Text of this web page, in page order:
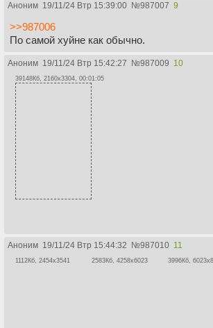
Аноним 19/11/24 Втр 15:39:00 №987007 9
>>987006
По самой хуйне как обычно.
Аноним 19/11/24 Втр 15:42:27 №987009 10
39148Кб, 2160x3304, 00:01:05
Аноним 19/11/24 Втр 15:44:32 №987010 11
1112Кб, 2454x3541 2583Кб, 4258x6023 3996Кб,